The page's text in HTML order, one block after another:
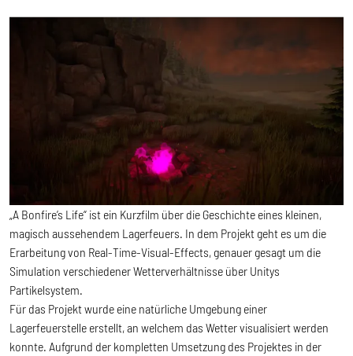
„A Bonfire’s Life“ ist ein Kurzfilm über die Geschichte eines kleinen,
magisch aussehendem Lagerfeuers. In dem Projekt geht es um die
Erarbeitung von Real-Time-Visual-Effects, genauer gesagt um die
Simulation verschiedener Wetterverhältnisse über Unitys
Partikelsystem.
Für das Projekt wurde eine natürliche Umgebung einer
Lagerfeuerstelle erstellt, an welchem das Wetter visualisiert werden
konnte. Aufgrund der kompletten Umsetzung des Projektes in der